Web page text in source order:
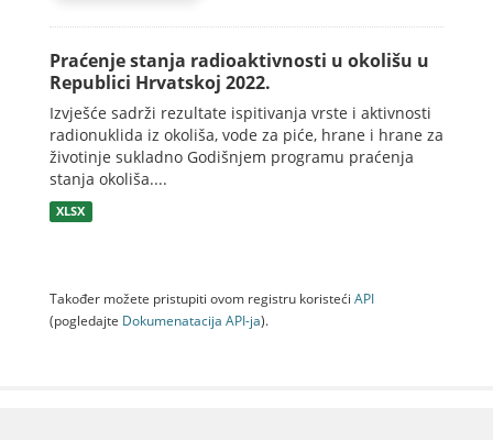
Praćenje stanja radioaktivnosti u okolišu u
Republici Hrvatskoj 2022.
Izvješće sadrži rezultate ispitivanja vrste i aktivnosti
radionuklida iz okoliša, vode za piće, hrane i hrane za
životinje sukladno Godišnjem programu praćenja
stanja okoliša....
XLSX
Također možete pristupiti ovom registru koristeći API
(pogledajte Dokumenаtаcijа API-jа).